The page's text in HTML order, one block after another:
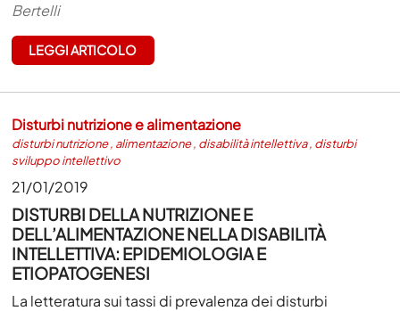
Bertelli
LEGGI ARTICOLO
Disturbi nutrizione e alimentazione
disturbi nutrizione, alimentazione, disabilità intellettiva, disturbi
sviluppo intellettivo
21/01/2019
DISTURBI DELLA NUTRIZIONE E
DELL’ALIMENTAZIONE NELLA DISABILITÀ
INTELLETTIVA: EPIDEMIOLOGIA E
ETIOPATOGENESI
La letteratura sui tassi di prevalenza dei disturbi